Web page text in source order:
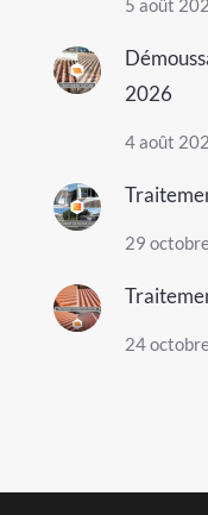
5 août
2026
4 août
29
24